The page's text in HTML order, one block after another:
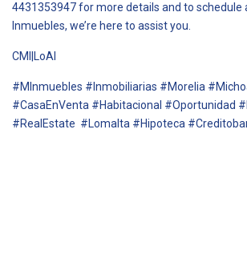
4431353947 for more details and to schedule
Inmuebles, we’re here to assist you.
CMI|LoAl
#MInmuebles #Inmobiliarias #Morelia
#CasaEnVenta #Habitacional #Oportunidad
#RealEstate #Lomalta #Hipoteca